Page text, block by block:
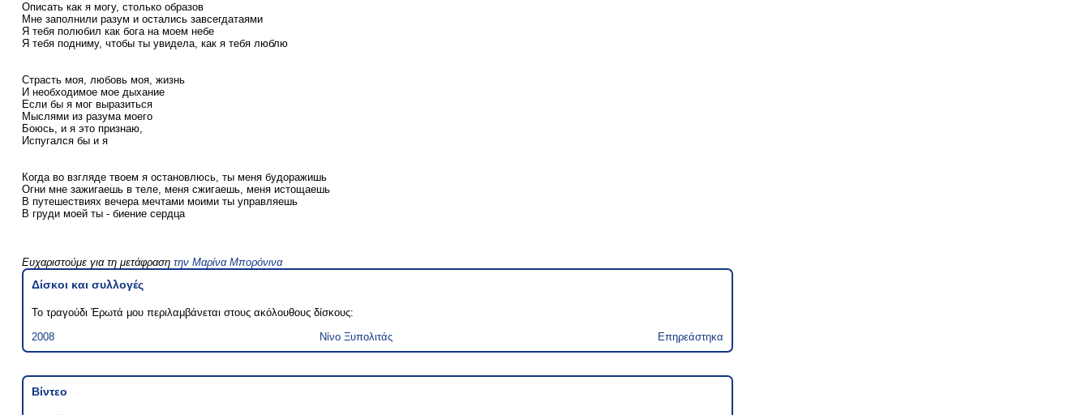
Описать как я могу, столько образов
Мне заполнили разум и остались завсегдатаями
Я тебя полюбил как бога на моем небе
Я тебя подниму, чтобы ты увидела, как я тебя люблю
Страсть моя, любовь моя, жизнь
И необходимое мое дыхание
Если бы я мог выразиться
Мыслями из разума моего
Боюсь, и я это признаю,
Испугался бы и я
Когда во взгляде твоем я остановлюсь, ты меня будоражишь
Огни мне зажигаешь в теле, меня сжигаешь, меня истощаешь
В путешествиях вечера мечтами моими ты управляешь
В груди моей ты - биение сердца
Ευχαριστούμε για τη μετάφραση την Μαρίνα Μπορόνινα
Δίσκοι και συλλογές
Το τραγούδι Έρωτά μου περιλαμβάνεται στους ακόλουθους δίσκους:
2008
Νίνο Ξυπολιτάς Επηρεάστηκα
Βίντεο